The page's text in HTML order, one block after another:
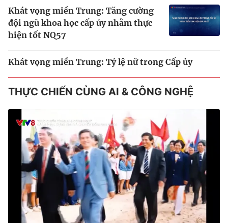
Khát vọng miền Trung: Tăng cường
đội ngũ khoa học cấp ủy nhằm thực
hiện tốt NQ57
Khát vọng miền Trung: Tỷ lệ nữ trong Cấp ủy
THỰC CHIẾN CÙNG AI & CÔNG NGHỆ